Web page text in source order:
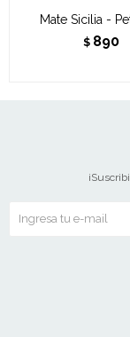
Mate Sicilia -
$ 890